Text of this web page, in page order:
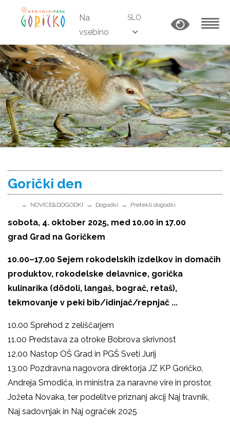
Na
vsebino
SLO
Gorički den
NOVICE&DOGODKI Dogodki Pretekli dogodki
sobota, 4. oktober 2025, med 10.00 in 17.00
grad Grad na Goričkem
10.00–17.00 Sejem rokodelskih izdelkov in domačih
produktov, rokodelske delavnice, gorička
kulinarika (dödoli, langaš, bograč, retaš),
tekmovanje v peki bib/idinjač/repnjač ...
10.00 Sprehod z zeliščarjem
11.00 Predstava za otroke Bobrova skrivnost
12.00 Nastop OŠ Grad in PGŠ Sveti Jurij
13.00 Pozdravna nagovora direktorja JZ KP Goričko,
Andreja Smodiča, in ministra za naravne vire in prostor,
Jožeta Novaka, ter podelitve priznanj akcij Naj travnik,
Naj sadovnjak in Naj ograček 2025